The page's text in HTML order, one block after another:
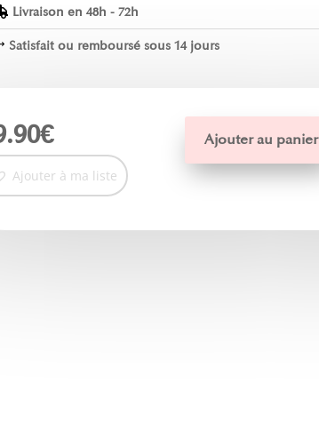
Livraison en 48h - 72h
Satisfait ou remboursé sous 14 jours
€
Ajouter à ma liste
Ajouter au panier